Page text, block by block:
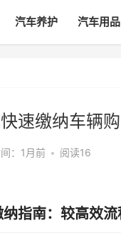
汽车养护 汽车用品
速缴纳车辆
：1月前 • 阅读16
指南：较高效